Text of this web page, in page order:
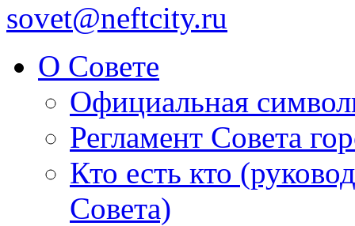
sovet@neftcity.ru
О Совете
Официальная
Регламент Совета
Кто есть кто
Совета)